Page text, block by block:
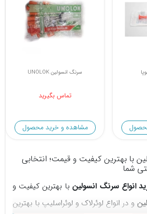
سرنگ انسولین UNOLOK
تماس بگیرید
مشاهده و خرید محصول
با بهترین کیفیت و قیمت؛ انتخابی
شما
انواع سرنگ انسولین با بهترین کیفیت و
و در انواع لوئرلاک و لوئراسلیپ با بهترین